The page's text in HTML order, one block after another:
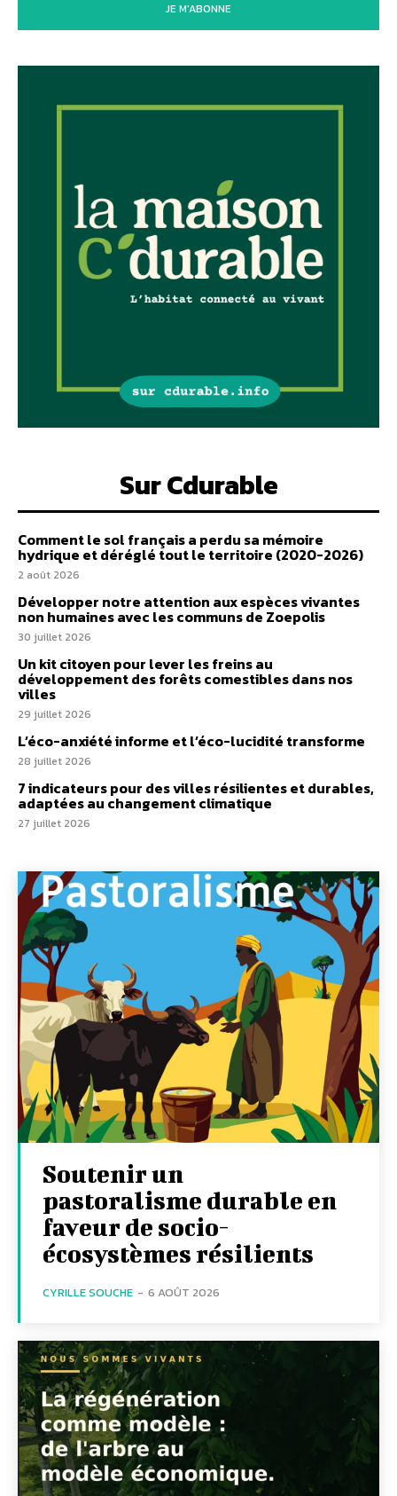
JE M'ABONNE
Sur Cdurable
Comment le sol français a perdu sa mémoire
hydrique et déréglé tout le territoire (2020-2026)
2 août 2026
Développer notre attention aux espèces vivantes
non humaines avec les communs de Zoepolis
30 juillet 2026
Un kit citoyen pour lever les freins au
développement des forêts comestibles dans nos
villes
29 juillet 2026
L’éco-anxiété informe et l’éco-lucidité transforme
28 juillet 2026
7 indicateurs pour des villes résilientes et durables,
adaptées au changement climatique
27 juillet 2026
Soutenir un
pastoralisme durable en
faveur de socio-
écosystèmes résilients
CYRILLE SOUCHE - 6 AOÛT 2026